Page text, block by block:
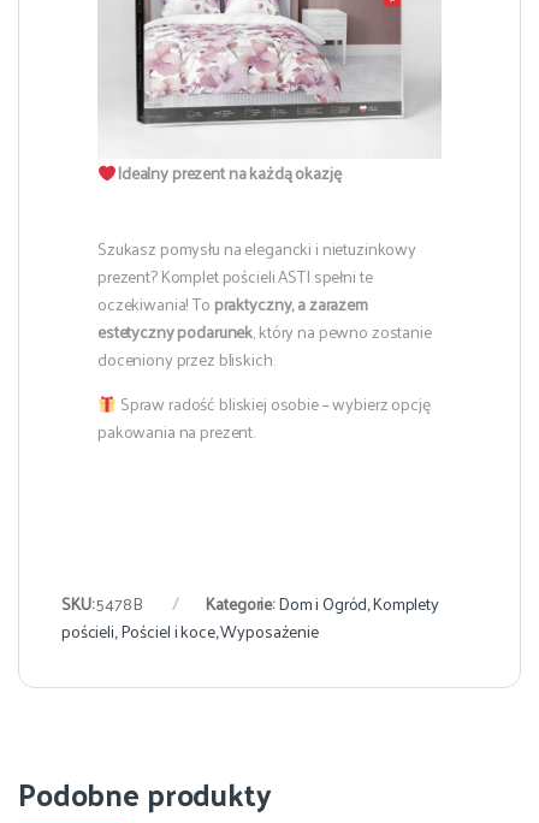
Idealny prezent na każdą okazję
Szukasz pomysłu na elegancki i nietuzinkowy
prezent? Komplet pościeli ASTI spełni te
oczekiwania! To praktyczny, a zarazem
estetyczny podarunek, który na pewno zostanie
doceniony przez bliskich.
Spraw radość bliskiej osobie – wybierz opcję
pakowania na prezent.
SKU:5478B Kategorie:Dom i Ogród,Komplety
pościeli,Pościel i koce,Wyposażenie
Podobne produkty